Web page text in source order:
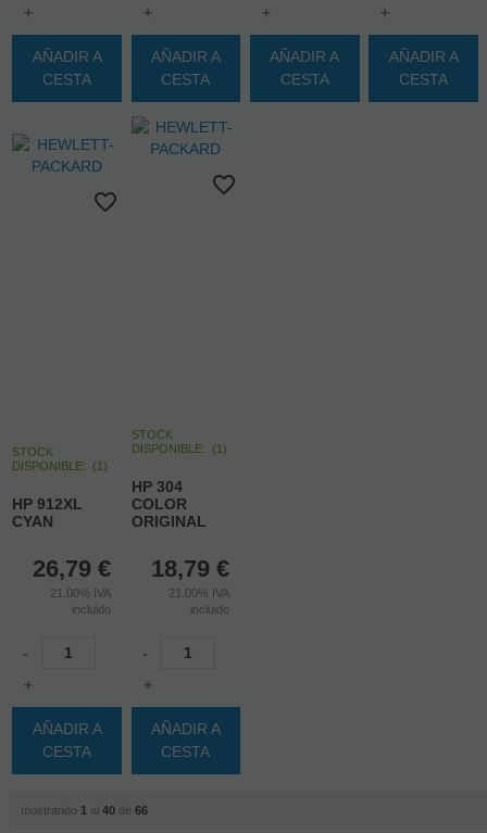
+
AÑADIR A
CESTA
+
AÑADIR A
CESTA
+
AÑADIR A
CESTA
+
AÑADIR A
CESTA
STOCK
DISPONIBLE: (1)
HP 912XL
CYAN
26,79 €
21.00% IVA
incluido
-
+
AÑADIR A
CESTA
STOCK
DISPONIBLE:
(1 )
HP 304
COLOR
ORIGINAL
18,79 €
21.00% IVA
incluido
-
+
AÑADIR A
CESTA
mostrando 1 al 40de 66